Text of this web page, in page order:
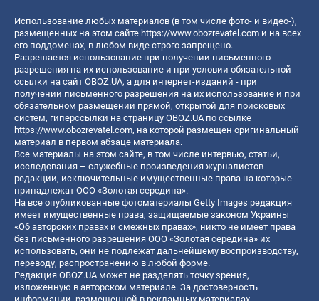
Использование любых материалов (в том числе фото- и видео-),
размещенных на этом сайте https://www.obozrevatel.com и на всех
его поддоменах, в любом виде строго запрещено.
Разрешается использование при получении письменного
разрешения на их использование и при условии обязательной
ссылки на сайт OBOZ.UA, а для интернет-изданий - при
получении письменного разрешения на их использование и при
обязательном размещении прямой, открытой для поисковых
систем, гиперссылки на страницу OBOZ.UA по ссылке
https://www.obozrevatel.com, на которой размещен оригинальный
материал в первом абзаце материала.
Все материалы на этом сайте, в том числе интервью, статьи,
исследования – служебные произведения журналистов
редакции, исключительные имущественные права на которые
принадлежат ООО «Золотая середина».
На все опубликованные фотоматериалы Getty Images редакция
имеет имущественные права, защищаемые законом Украины
«Об авторских правах и смежных правах», никто не имеет права
без письменного разрешения ООО «Золотая середина» их
использовать, они не подлежат дальнейшему воспроизводству,
переводу, распространению в любой форме.
Редакция OBOZ.UA может не разделять точку зрения,
изложенную в авторском материале. За достоверность